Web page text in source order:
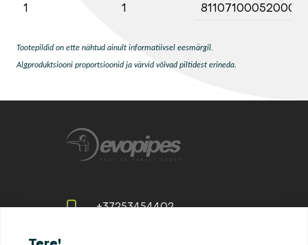
1 1
Tootepildid on ette nähtud ainult informatiivsel eesmärgil.
Algproduktsiooni proportsioonid ja värvid võivad piltidest erineda.
+37253454402